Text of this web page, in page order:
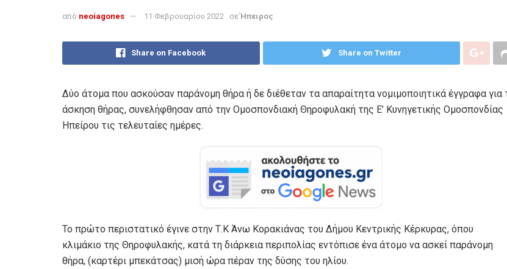
από neoiagones 11 Φεβρουαρίου 2022 σε Ήπειρος
Share on Facebook Share on Twitter
Δύο άτομα που ασκούσαν παράνομη θήρα ή δε διέθεταν τα απαραίτητα νομιμοποιητικά έγγραφα για
άσκηση θήρας, συνελήφθησαν από την Ομοσπονδιακή Θηροφυλακή της Ε’ Κυνηγετικής Ομοσπονδίας
Ηπείρου τις τελευταίες ημέρες.
Το πρώτο περιστατικό έγινε στην Τ.Κ Άνω Κορακιάνας του Δήμου Κεντρικής Κέρκυρας, όπου
κλιμάκιο της Θηροφυλακής, κατά τη διάρκεια περιπολίας εντόπισε ένα άτομο να ασκεί παράνομη
θήρα, (καρτέρι μπεκάτσας) μισή ώρα πέραν της δύσης του ηλίου.